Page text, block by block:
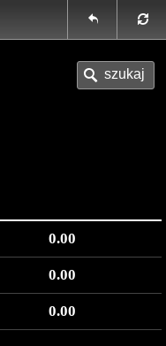
0.00
0.00
0.00